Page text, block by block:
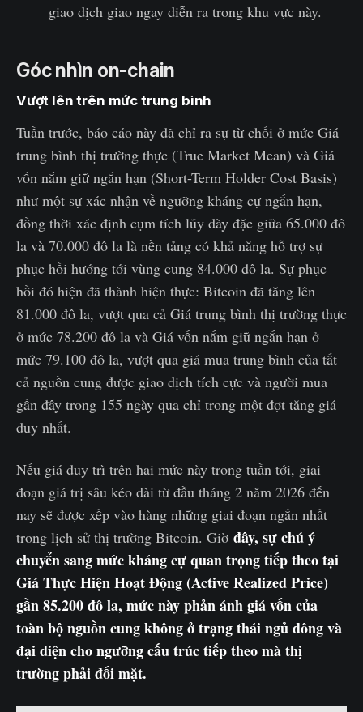
giao dịch giao ngay diễn ra trong khu vực này.
Góc nhìn on-chain
Vượt lên trên mức trung bình
Tuần trước, báo cáo này đã chỉ ra sự từ chối ở mức Giá
trung bình thị trường thực (True Market Mean) và Giá
vốn nắm giữ ngắn hạn (Short-Term Holder Cost Basis)
như một sự xác nhận về ngưỡng kháng cự ngắn hạn,
đồng thời xác định cụm tích lũy dày đặc giữa 65.000 đô
la và 70.000 đô la là nền tảng có khả năng hỗ trợ sự
phục hồi hướng tới vùng cung 84.000 đô la. Sự phục
hồi đó hiện đã thành hiện thực: Bitcoin đã tăng lên
81.000 đô la, vượt qua cả Giá trung bình thị trường thực
ở mức 78.200 đô la và Giá vốn nắm giữ ngắn hạn ở
mức 79.100 đô la, vượt qua giá mua trung bình của tất
cả nguồn cung được giao dịch tích cực và người mua
gần đây trong 155 ngày qua chỉ trong một đợt tăng giá
duy nhất.
Nếu giá duy trì trên hai mức này trong tuần tới, giai
đoạn giá trị sâu kéo dài từ đầu tháng 2 năm 2026 đến
nay sẽ được xếp vào hàng những giai đoạn ngắn nhất
trong lịch sử thị trường Bitcoin. Giờ đây, sự chú ý
chuyển sang mức kháng cự quan trọng tiếp theo tại
Giá Thực Hiện Hoạt Động (Active Realized Price)
gần 85.200 đô la, mức này phản ánh giá vốn của
toàn bộ nguồn cung không ở trạng thái ngủ đông và
đại diện cho ngưỡng cấu trúc tiếp theo mà thị
trường phải đối mặt.